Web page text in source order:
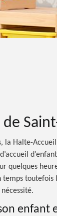
la Halte-
quelques
temps
enfant